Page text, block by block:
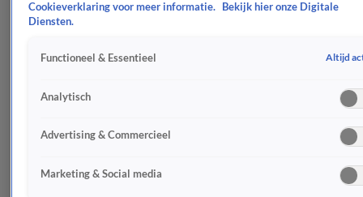
Cookieverklaring voor meer informatie.
Bekijk hier onze Digitale
Diensten.
Functioneel & Essentieel Altijd
Analytisch
Advertising & Commercieel
Marketing & Social media